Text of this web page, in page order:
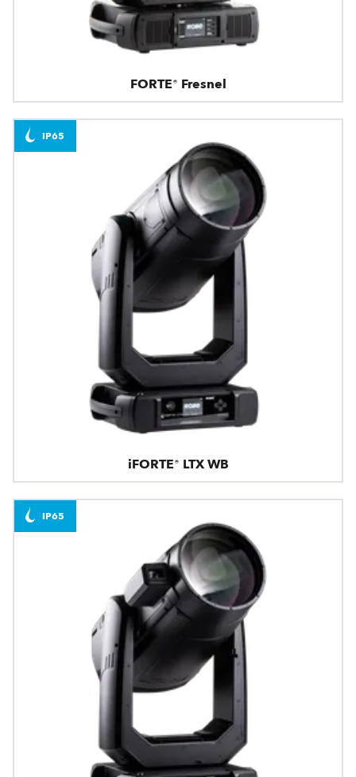
FORTE® Fresnel
iFORTE® LTX WB
IP65
IP65